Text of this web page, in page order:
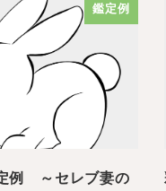
鑑定例
例 ～セレブ妻の